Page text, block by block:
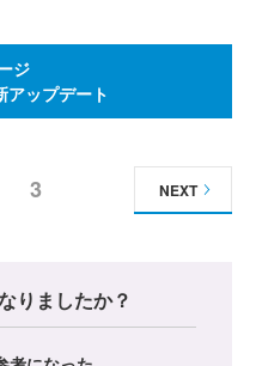
ジ
ップデート
3 NEXT
りましたか？